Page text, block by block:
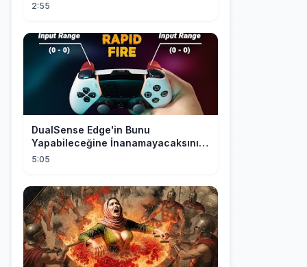
2:55
DualSense Edge'in Bunu
Yapabileceğine İnanamayacaksınız!
(ÇILGINLIK)
5:05